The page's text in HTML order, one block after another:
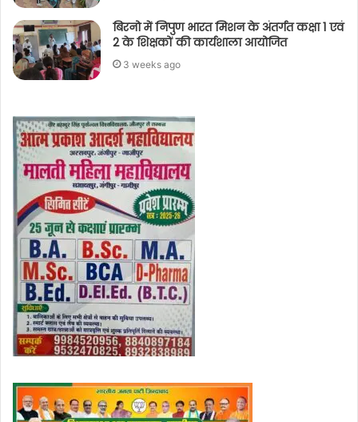
बिरनो में निपुण भारत मिशन के अंतर्गत कक्षा 1 एवं
2 के शिक्षकों की कार्यशाला आयोजित
3 weeks ago